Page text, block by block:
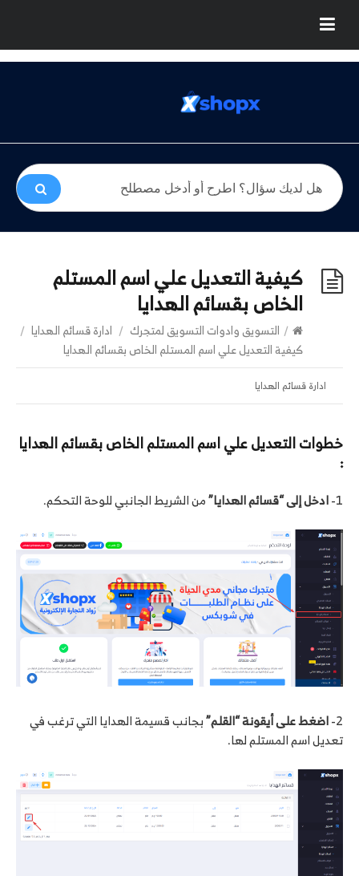
كيفية التعديل علي اسم المستلم
الخاص بقسائم الهدايا
/ التسويق وادوات التسويق لمتجرك / ادارة قسائم الهدايا /
كيفية التعديل علي اسم المستلم الخاص بقسائم الهدايا
ادارة قسائم الهدايا
خطوات التعديل علي اسم المستلم الخاص بقسائم الهدايا
:
1- ادخل إلى “قسائم الهدايا”من الشريط الجانبي للوحة التحكم.
2- اضغط على أيقونة “القلم”بجانب قسيمة الهدايا التي ترغب في
تعديل اسم المستلم لها.